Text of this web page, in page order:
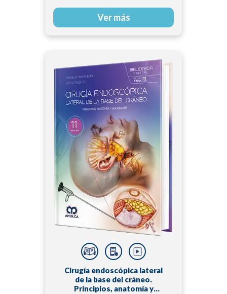
Ver más
Cirugía endoscópica lateral
de la base del cráneo.
Principios, anatomía y